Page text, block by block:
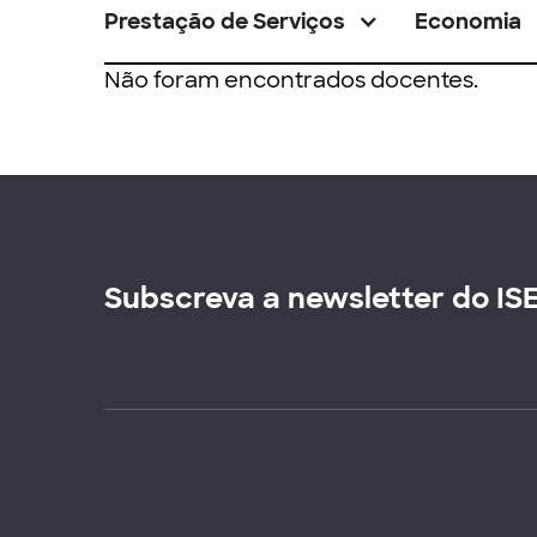
Prestação de Serviços Economia
Não foram encontrados docentes.
Subscreva a newsletter do